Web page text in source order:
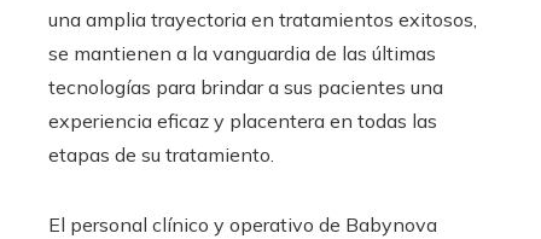
una amplia trayectoria en tratamientos exitosos,
se mantienen a la vanguardia de las últimas
tecnologías para brindar a sus pacientes una
experiencia eficaz y placentera en todas las
etapas de su tratamiento.
El personal clínico y operativo de Babynova